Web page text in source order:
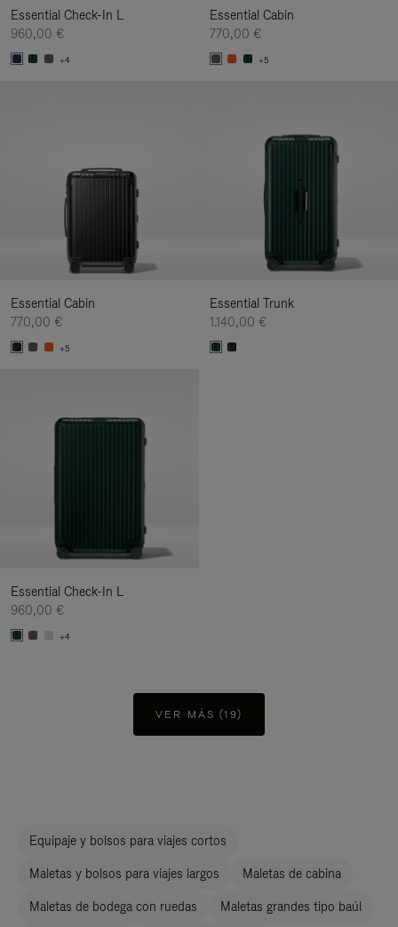
Essential Check-In L
960,00 €
+4
Essential Cabin
770,00 €
+5
Essential Cabin
770,00 €
+5
Essential Trunk
1.140,00 €
Essential Check-In L
960,00 €
+4
VER MÁS (19)
Equipaje y bolsos para viajes cortos
Maletas y bolsos para viajes largos Maletas de cabina
Maletas de bodega con ruedas Maletas grandes tipo baúl